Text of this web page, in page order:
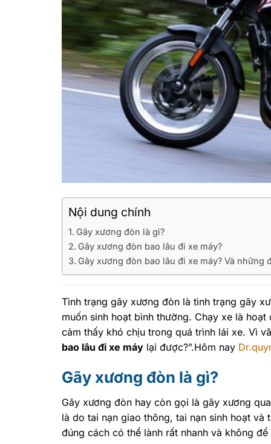
Nội dung chính
Gãy xương đòn là gì?
Gãy xương đòn bao lâu đi xe máy?
Gãy xương đòn bao lâu đi xe máy? Và những
Tình trạng gãy xương đòn là tình trạng gãy
muốn sinh hoạt bình thường. Chạy xe là
cảm thấy khó chịu trong quá trình lái xe. Vì
bao lâu đi xe máy lại được?”.Hôm nay
Gãy xương đòn là gì?
Gãy xương đòn hay còn gọi là gãy xương
là do tai nạn giao thông, tai nạn sinh hoạt
đúng cách có thể lành rất nhanh và không